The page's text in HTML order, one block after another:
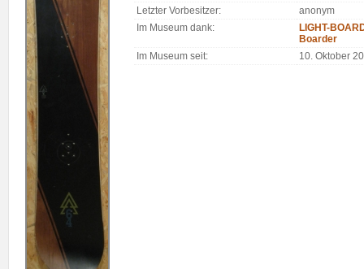
Letzter Vorbesitzer:
anonym
Im Museum dank:
LIGHT-
Boarder
Im Museum seit:
10. Oktober